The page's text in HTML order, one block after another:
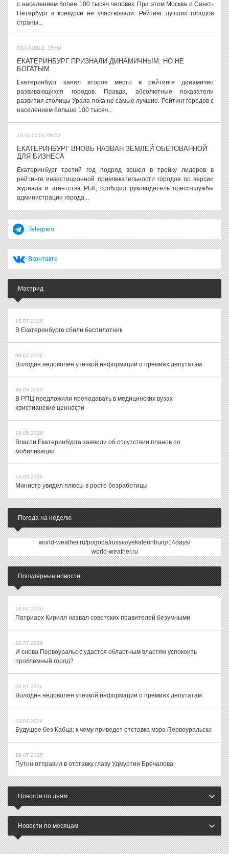
с населением более 100 тысяч человек. При этом Москва и Санкт-
Петербург в конкурсе не участвовали. Рейтинг лучших городов
страны...
03.04.2012, 15:09
ЕКАТЕРИНБУРГ ПРИЗНАЛИ ДИНАМИЧНЫМ, НО НЕ
БОГАТЫМ
Екатеринбург занял второе место в рейтинге динамично
развивающихся городов. Правда, абсолютные показатели
развития столицы Урала пока не самые лучшие. Рейтинг городов с
населением больше 100 тысяч...
10.11.2010, 08:52
ЕКАТЕРИНБУРГ ВНОВЬ НАЗВАН ЗЕМЛЕЙ ОБЕТОВАННОЙ
ДЛЯ БИЗНЕСА
Екатеринбург третий год подряд вошел в тройку лидеров в
рейтинге инвестиционной привлекательности городов по версии
журнала и агентства РБК, сообщил руководитель пресс-службы
администрации города...
Telegram
Вконтакте
Мастрид
25.07.2026
В Екатеринбурге сбили беспилотник
08.07.2026
Володин недоволен утечкой информации о премиях депутатам
30.06.2026
В РПЦ предложили преподавать в медицинских вузах
христианские ценности
19.05.2026
Власти Екатеринбурга заявили об отсутствии планов по
мобилизации
18.05.2026
Министр увидел плюсы в росте безработицы
Погода на неделю
world-weather.ru/pogoda/russia/yekaterinburg/14days/
world-weather.ru
Популярные новости
16.07.2026
Патриарх Кирилл назвал советских правителей безумными
10.07.2026
И снова Первоуральск: удастся областным властям успокоить
проблемный город?
08.07.2026
Володин недоволен утечкой информации о премиях депутатам
23.07.2026
Будущее без Кабца: к чему приведет отставка мэра Первоуральска
29.07.2026
Путин отправил в отставку главу Удмуртии Бречалова
Новости по дням
Новости по месяцам